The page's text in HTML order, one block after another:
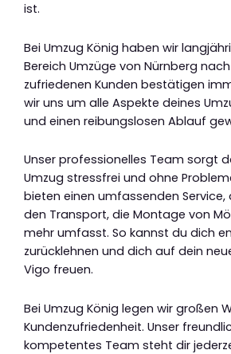
ist.
Bei Umzug König haben wir
Bereich Umzüge von Nürnberg
zufriedenen Kunden bestätigen
wir uns um alle Aspekte deines
und einen reibungslosen Ablauf
Unser professionelles Team sorgt
Umzug stressfrei und ohne
bieten einen umfassenden Service,
den Transport, die Montage von
mehr umfasst. So kannst du dich
zurücklehnen und dich auf dein
Vigo freuen.
Bei Umzug König legen wir großen
Kundenzufriedenheit. Unser
kompetentes Team steht dir